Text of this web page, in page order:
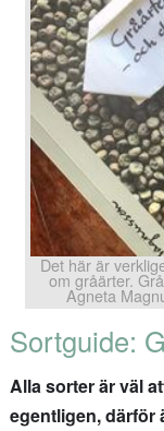
Det här är
om gråärter.
Agneta
Sortguide:
Alla sorter är väl
egentligen, därför